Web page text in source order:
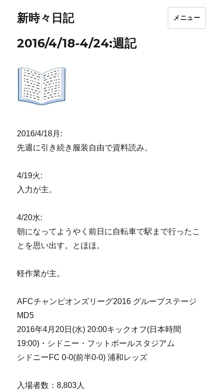
新時々日記 メニュー
2016/4/18-4/24:週記
2016/4/18月:
先週に引き続き服装自由で資料読み。
4/19火:
入力が主。
4/20水:
朝になってようやく前日に自転車で駅まで行ったこ
とを思い出す。とほほ。
軽作業が主。
AFCチャンピオンズリーグ2016 グループステージ
MD5
2016年4月20日(水) 20:00キックオフ(日本時間
19:00)・シドニー・フットボールスタジアム
シドニーFC 0-0(前半0-0) 浦和レッズ
入場者数：8,803人